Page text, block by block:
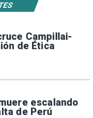
Campillai-
de Ética
escalando
de Perú